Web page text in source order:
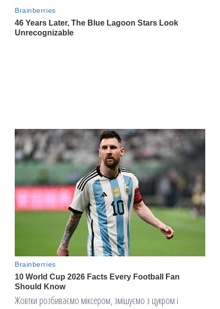
Жовтки розбиваємо міксером, змішуємо з цукром і